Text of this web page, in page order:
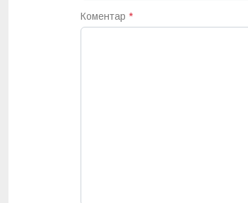
Коментар *